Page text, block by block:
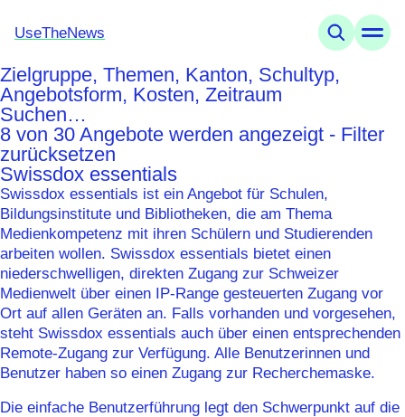
UseTheNews
Themen
Angebote
Wissen
Agenda
UseTheNews
Organisation
Partnerschaften
Zielgruppe, Themen, Kanton, Schultyp,
Angebotsform, Kosten, Zeitraum
Suchen…
8 von 30 Angebote werden angezeigt - Filter
zurücksetzen
Swissdox essentials
Swissdox essentials ist ein Angebot für Schulen,
Bildungsinstitute und Bibliotheken, die am Thema
Medienkompetenz mit ihren Schülern und Studierenden
arbeiten wollen. Swissdox essentials bietet einen
niederschwelligen, direkten Zugang zur Schweizer
Medienwelt über einen IP-Range gesteuerten Zugang vor
Ort auf allen Geräten an. Falls vorhanden und vorgesehen,
steht Swissdox essentials auch über einen entsprechenden
Remote-Zugang zur Verfügung. Alle Benutzerinnen und
Benutzer haben so einen Zugang zur Recherchemaske.
Die einfache Benutzerführung legt den Schwerpunkt auf die